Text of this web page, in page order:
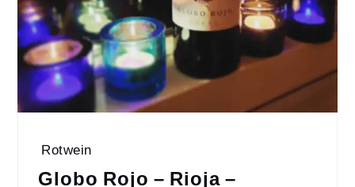
Rotwein
Globo Rojo – Rioja –